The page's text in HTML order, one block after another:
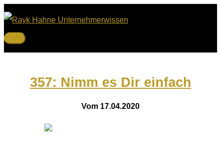
Zum
Inhalt
springen
Hauptmenü
357: Nimm es Dir einfach
Vom 17.04.2020